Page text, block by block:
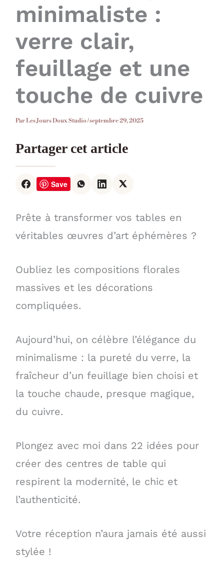
minimaliste :
verre clair,
feuillage et une
touche de cuivre
ParLes Jours Doux Studio/septembre 29, 2025
Partager cet article
Save
Prête à transformer vos tables en
véritables œuvres d’art éphémères ?
Oubliez les compositions florales
massives et les décorations
compliquées.
Aujourd’hui, on célèbre l’élégance du
minimalisme : la pureté du verre, la
fraîcheur d’un feuillage bien choisi et
la touche chaude, presque magique,
du cuivre.
Plongez avec moi dans 22 idées pour
créer des centres de table qui
respirent la modernité, le chic et
l’authenticité.
Votre réception n’aura jamais été aussi
stylée !